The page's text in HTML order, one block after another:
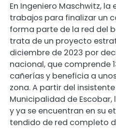
En Ingeniero Maschwitz, la
trabajos para finalizar un
forma parte de la red del
trata de un proyecto
diciembre de 2023 por
nacional, que comprende
cañerías y beneficia a
zona. A partir del
Municipalidad de
y ya se encuentran en su
tendido de red completo